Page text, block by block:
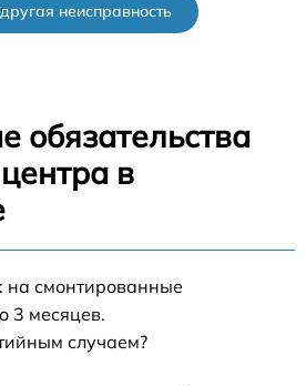
неисправность
обязательства
в
на смонтированные
3 месяцев.
случаем?